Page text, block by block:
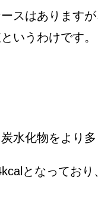
スはあります
いうわけです。
水化物をより多
となってお